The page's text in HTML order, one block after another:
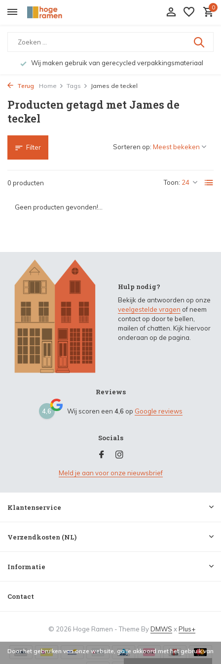
0
Wij maken gebruik van gerecycled verpakkingsmateriaal
Terug Home Tags James de teckel
Producten getagd met James de
teckel
Filter
0 producten Toon:
Sorteren op:
Geen producten gevonden!...
Hulp nodig?
Bekijk de antwoorden op onze
veelgestelde vragen of neem
contact op door te bellen,
mailen of chatten. Kijk hiervoor
onderaan op de pagina.
Reviews
4,6 Wij scoren een 4,6 op Google reviews
Socials
Meld je aan voor onze nieuwsbrief
Klantenservice
Verzendkosten (NL)
Informatie
Contact
© 2026 Hoge Ramen - Theme ByDMWS xPlus+
Door het gebruiken van onze website, ga je akkoord met het gebruik van